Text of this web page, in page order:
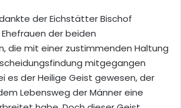
der Eichstätter Bischof
der beiden
die mit einer zustimmenden Haltung
mitgegangen
es der Heilige Geist gewesen, der
Lebensweg der Männer eine